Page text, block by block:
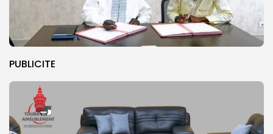
PUBLICITE